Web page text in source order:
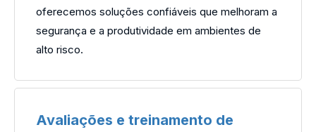
oferecemos soluções confiáveis ​​que melhoram a
segurança e a produtividade em ambientes de
alto risco.
Avaliações e treinamento de